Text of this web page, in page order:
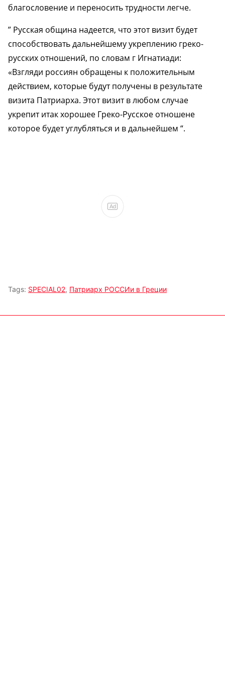
благословение и переносить трудности легче.
” Русская община надеется, что этот визит будет
способствовать дальнейшему укреплению греко-
русских отношений, по словам г Игнатиади:
«Взгляди россиян обращены к положительным
действием, которые будут получены в результате
визита Патриарха. Этот визит в любом случае
укрепит итак хорошее Греко-Русское отношене
которое будет углубляться и в дальнейшем “.
Ad
Tags: SPECIAL02, Патриарх РОССИи в Греции